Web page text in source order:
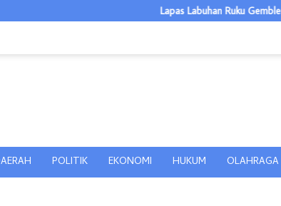
Lapas Labuhan Ruku Gembleng
POLITIK EKONOMI HUKUM OLAHRAGA